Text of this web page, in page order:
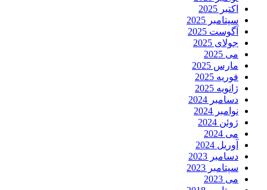
اکتبر 2025
سپتامبر 2025
آگوست 2025
جولای 2025
می 2025
مارس 2025
فوریه 2025
ژانویه 2025
دسامبر 2024
نوامبر 2024
ژوئن 2024
می 2024
آوریل 2024
دسامبر 2023
سپتامبر 2023
می 2023